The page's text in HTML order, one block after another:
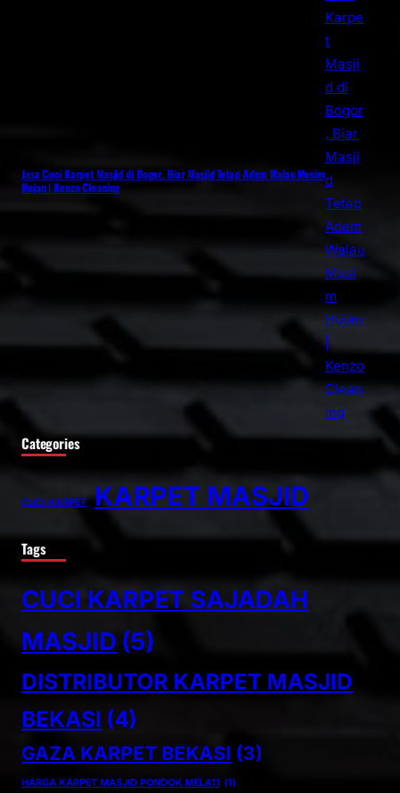
Jasa Cuci Karpet Masjid di Bogor, Biar Masjid Tetap Adem Walau Musim
Hujan | Kenzo Cleaning
Categories
CUCI KARPET KARPET MASJID
Tags
CUCI KARPET SAJADAH
MASJID (5)
DISTRIBUTOR KARPET MASJID
BEKASI (4)
GAZA KARPET BEKASI (3)
HARGA KARPET MASJID PONDOK MELATI (1)